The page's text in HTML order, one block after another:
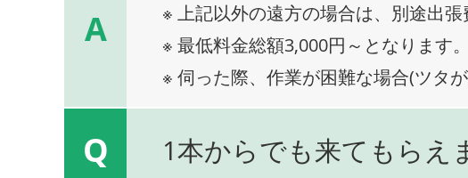
A
※ 上記以外の遠方の場合は、別途出張
※ 最低料金総額3,000円～となります。
※ 伺った際、作業が困難な場合(ツタ
Q 1本からでも来てもらえ